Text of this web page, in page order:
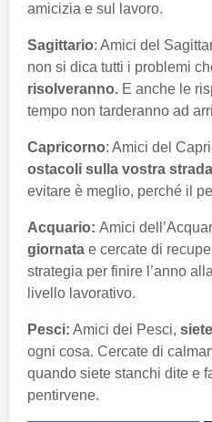
amicizia e sul lavoro.
Sagittario: Amici del
non si dica tutti i problemi
risolveranno. E anche le
tempo non tarderanno ad
Capricorno: Amici del
ostacoli sulla vostra strada
evitare è meglio, perché il
Acquario: Amici
giornata e cercate di
strategia per finire l’anno
livello lavorativo.
Pesci: Amici dei Pesci,
ogni cosa. Cercate di
quando siete stanchi dite e
pentirvene.